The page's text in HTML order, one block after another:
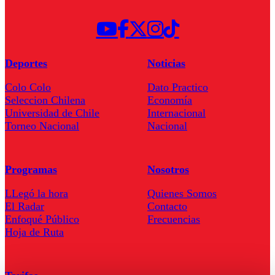
Deportes
Colo Colo
Seleccion Chilena
Universidad de Chile
Torneo Nacional
Noticias
Dato Practico
Economía
Internacional
Nacional
Programas
LLegó la hora
El Radar
Enfoqué Público
Hoja de Ruta
Nosotros
Quienes Somos
Contacto
Frecuencias